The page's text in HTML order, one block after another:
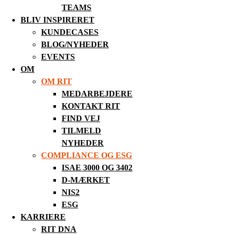
TEAMS
BLIV INSPIRERET
KUNDECASES
BLOG/NYHEDER
EVENTS
OM
OM RIT
MEDARBEJDERE
KONTAKT RIT
FIND VEJ
TILMELD
NYHEDER
COMPLIANCE OG ESG
ISAE 3000 OG 3402
D-MÆRKET
NIS2
ESG
KARRIERE
RIT DNA